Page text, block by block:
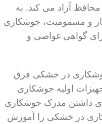
آزاد می کند. به
و مسمومیت، جوشکاری
گواهی غواصی و
در خشکی فرق
اولیه جوشکاری
داشتن مدرک جوشکاری
در خشکی را آموزش